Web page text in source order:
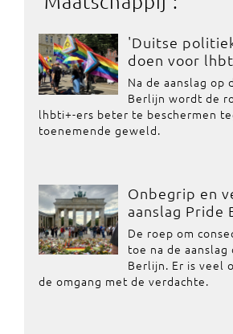
'Duitse
doen voor
Na de aanslag op
Berlijn wordt de
lhbti+-ers beter te beschermen
toenemende geweld.
Onbegrip en
aanslag Pride
De roep om
toe na de aanslag
Berlijn. Er is veel
de omgang met de verdachte.